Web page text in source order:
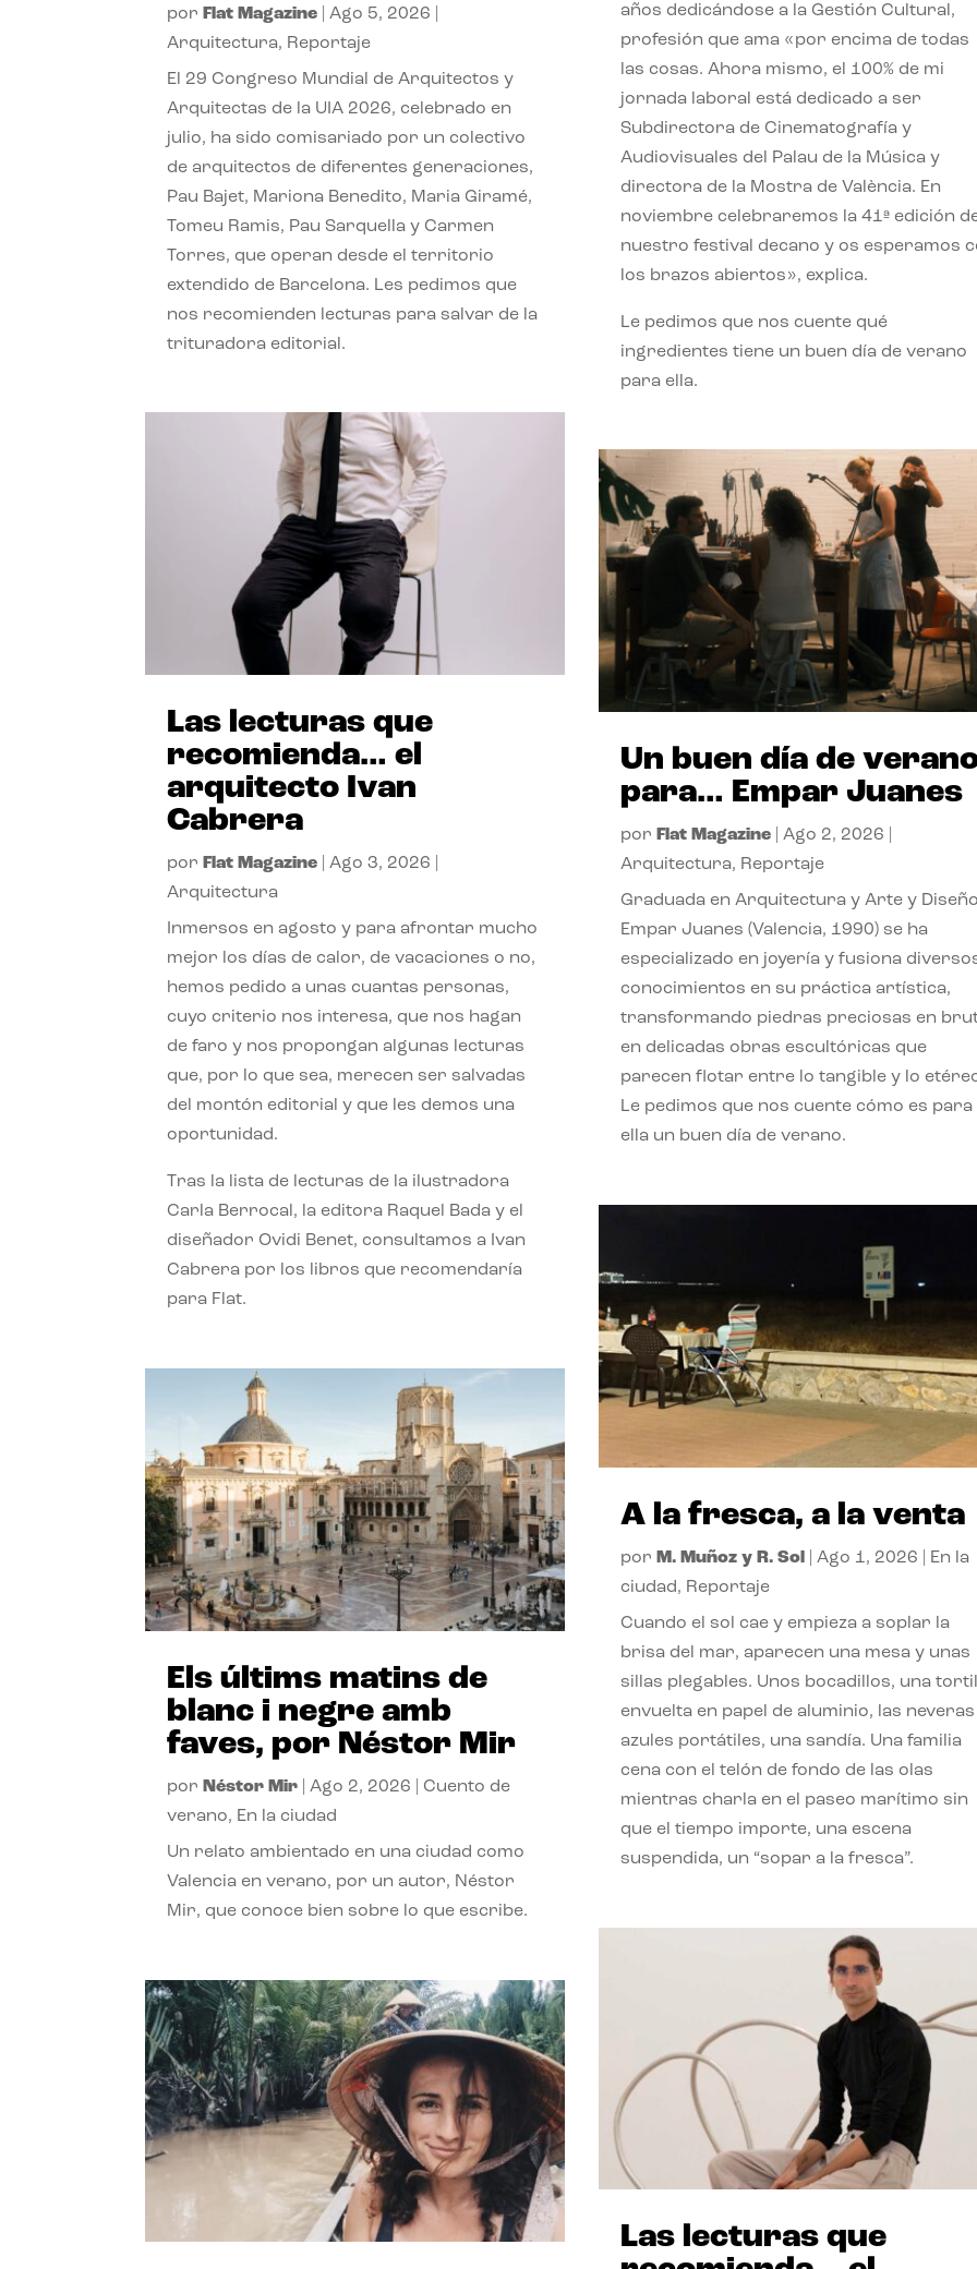
por Flat Magazine |Ago 5, 2026
Arquitectura, Reportaje
El 29 Congreso Mundial de Arquitectos y
Arquitectas de la UIA 2026, celebrado en
julio, ha sido comisariado por un colectivo
de arquitectos de diferentes generaciones,
Pau Bajet, Mariona Benedito, Maria Giramé,
Tomeu Ramis, Pau Sarquella y Carmen
Torres, que operan desde el territorio
extendido de Barcelona. Les pedimos que
nos recomienden lecturas para salvar de la
trituradora editorial.
Las lecturas que
recomienda… el
arquitecto Ivan
Cabrera
por Flat Magazine |Ago 3, 2026
Arquitectura
Inmersos en agosto y para afrontar mucho
mejor los días de calor, de vacaciones o no,
hemos pedido a unas cuantas personas,
cuyo criterio nos interesa, que nos hagan
de faro y nos propongan algunas lecturas
que, por lo que sea, merecen ser salvadas
del montón editorial y que les demos una
oportunidad.
Tras la lista de lecturas de la ilustradora
Carla Berrocal, la editora Raquel Bada y el
diseñador Ovidi Benet, consultamos a Ivan
Cabrera por los libros que recomendaría
para Flat.
Els últims matins de
blanc i negre amb
faves, por Néstor Mir
por Néstor Mir |Ago 2, 2026 |Cuento de
verano, En la ciudad
Un relato ambientado en una ciudad como
Valencia en verano, por un autor, Néstor
Mir, que conoce bien sobre lo que escribe.
años dedicándose a la Gestión Cultural,
profesión que ama «por encima de todas
las cosas. Ahora mismo, el 100% de mi
jornada laboral está dedicado a ser
Subdirectora de Cinematografía y
Audiovisuales del Palau de la Música y
directora de la Mostra de València. En
noviembre celebraremos la 41ª edición
nuestro festival decano y os esperamos
los brazos abiertos», explica.
Le pedimos que nos cuente qué
ingredientes tiene un buen día de verano
para ella.
Un buen día de
para… Empar Juanes
por Flat Magazine| Ago 2, 2026
Arquitectura, Reportaje
Graduada en Arquitectura y Arte y
Empar Juanes (Valencia, 1990) se ha
especializado en joyería y fusiona
conocimientos en su práctica artística,
transformando piedras preciosas en
en delicadas obras escultóricas que
parecen flotar entre lo tangible y lo
Le pedimos que nos cuente cómo es para
ella un buen día de verano.
A la fresca, a la venta
por M. Muñoz y R. Sol Ago 1, 2026
En la
ciudad, Reportaje
Cuando el sol cae y empieza a soplar la
brisa del mar, aparecen una mesa y unas
sillas plegables. Unos bocadillos, una
envuelta en papel de aluminio, las neveras
azules portátiles, una sandía. Una familia
cena con el telón de fondo de las olas
mientras charla en el paseo marítimo sin
que el tiempo importe, una escena
suspendida, un “sopar a la fresca”.
Las lecturas que